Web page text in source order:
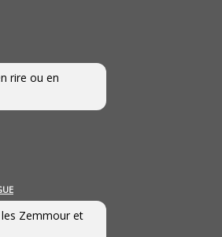
rire ou en
Zemmour et